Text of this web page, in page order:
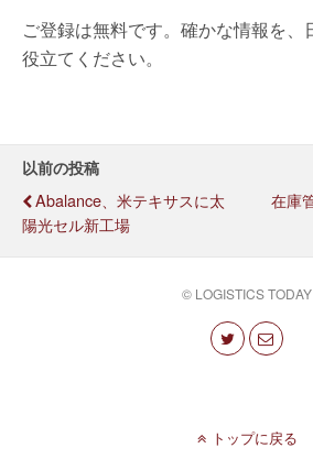
ご登録は無料です。確かな情報を、
役立てください。
以前の投稿
Abalance、米テキサスに太
陽光セル新工場
在庫
© LOGISTICS TODAY
トップに戻る